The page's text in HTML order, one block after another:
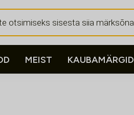
MEIST KAUBAMÄRGID